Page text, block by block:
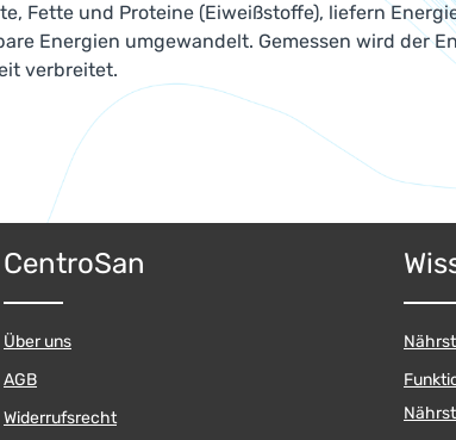
Fette und Proteine (Eiweißstoffe), liefern
Energien umgewandelt. Gemessen wird der
verbreitet.
CentroSan
Über uns
AGB
Widerrufsrecht